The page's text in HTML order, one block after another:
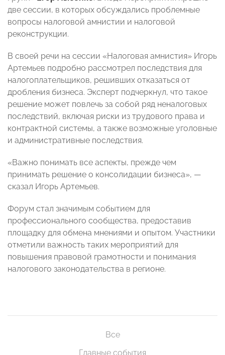
две сессии, в которых обсуждались проблемные
вопросы налоговой амнистии и налоговой
реконструкции.
В своей речи на сессии «Налоговая амнистия» Игорь
Артемьев подробно рассмотрел последствия для
налогоплательщиков, решивших отказаться от
дробления бизнеса. Эксперт подчеркнул, что такое
решение может повлечь за собой ряд неналоговых
последствий, включая риски из трудового права и
контрактной системы, а также возможные уголовные
и административные последствия.
«Важно понимать все аспекты, прежде чем
принимать решение о консолидации бизнеса», —
сказал Игорь Артемьев.
Форум стал значимым событием для
профессионального сообщества, предоставив
площадку для обмена мнениями и опытом. Участники
отметили важность таких мероприятий для
повышения правовой грамотности и понимания
налогового законодательства в регионе.
Все
Главные события